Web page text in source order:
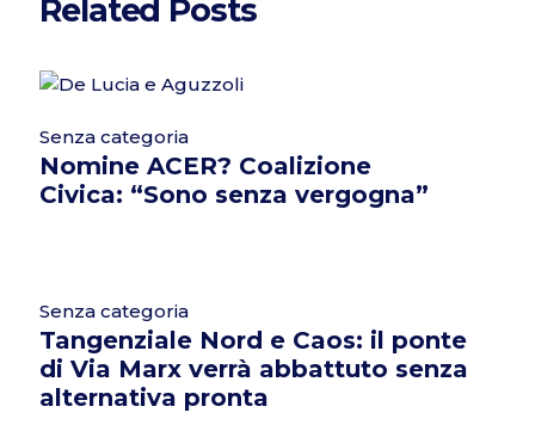
Related Posts
Senza categoria
Nomine ACER? Coalizione
Civica: “Sono senza vergogna”
Senza categoria
Tangenziale Nord e Caos: il ponte
di Via Marx verrà abbattuto senza
alternativa pronta